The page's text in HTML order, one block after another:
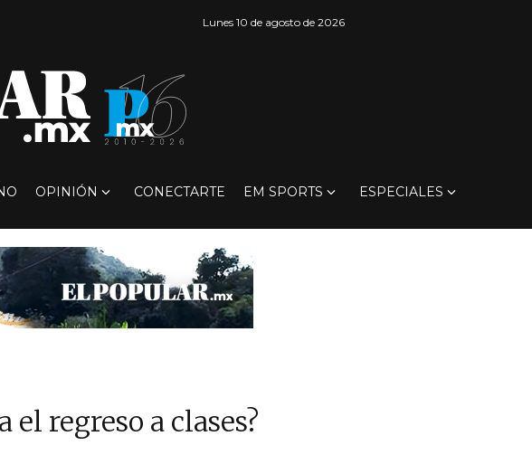
Lunes 10 de agosto de 2026
OPINIÓN CONECTARTE EM SPORTS ESPECIALES
el regreso a clases?